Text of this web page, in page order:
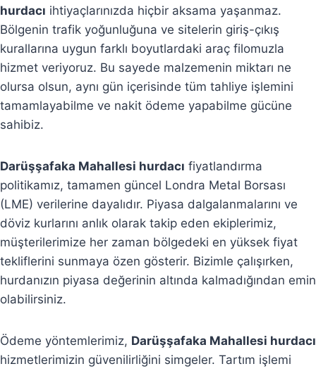
hurdacı ihtiyaçlarınızda hiçbir aksama yaşanmaz.
Bölgenin trafik yoğunluğuna ve sitelerin giriş-çıkış
kurallarına uygun farklı boyutlardaki araç filomuzla
hizmet veriyoruz. Bu sayede malzemenin miktarı ne
olursa olsun, aynı gün içerisinde tüm tahliye işlemini
tamamlayabilme ve nakit ödeme yapabilme gücüne
sahibiz.
Darüşşafaka Mahallesi hurdacı fiyatlandırma
politikamız, tamamen güncel Londra Metal Borsası
(LME) verilerine dayalıdır. Piyasa dalgalanmalarını ve
döviz kurlarını anlık olarak takip eden ekiplerimiz,
müşterilerimize her zaman bölgedeki en yüksek fiyat
tekliflerini sunmaya özen gösterir. Bizimle çalışırken,
hurdanızın piyasa değerinin altında kalmadığından emin
olabilirsiniz.
Ödeme yöntemlerimiz, Darüşşafaka Mahallesi hurdacı
hizmetlerimizin güvenilirliğini simgeler. Tartım işlemi